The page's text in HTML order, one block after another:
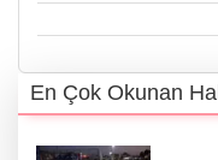
En Çok Okunan